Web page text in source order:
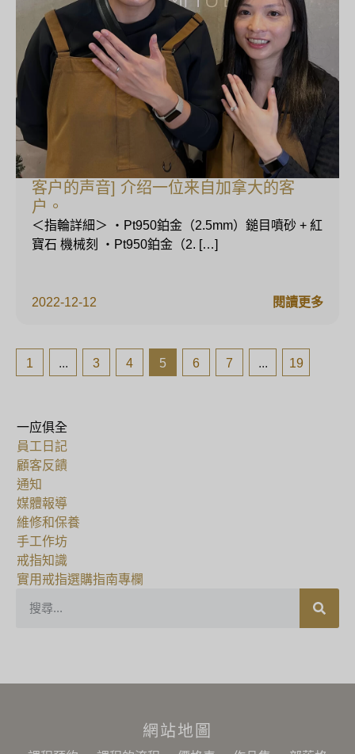
客户的声音] 介绍一位来自加拿大的客
户。
2022-12-12
＜指輪詳細＞ ・Pt950鉑金（2.5mm）鎚目噴砂 + 紅
寶石 機械刻 ・Pt950鉑金（2. […]
閱讀更多
1 ... 3 4 5 6 7 ... 19
員工日記
顧客反饋
通知
媒體報導
維修和保養
手工作坊
戒指知識
實用戒指選購指南專欄
一应俱全
網站地圖